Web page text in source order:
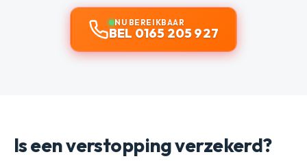
NU BEREIKBAAR
BEL 0165 205 927
Is een verstopping verzekerd?